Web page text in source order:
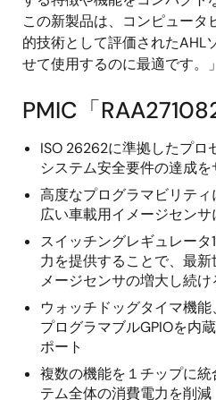
この新製品は、コンピュータ
的技術として評価されたAHL
せて使用するのに最適です。」
PMIC「
ISO 26262に準拠したプロ
システム安全要件の達成を
高度なプログラマビリテ
広い車載用イメージセンサ
スイッチングレギュレータ
力を提供することで、最
メージセンサの増大し続
ウォッチドッグタイマ機
プログラマブルGPIOを内
ポート
複数の機能を１チップに
テム全体の消費電力を削減